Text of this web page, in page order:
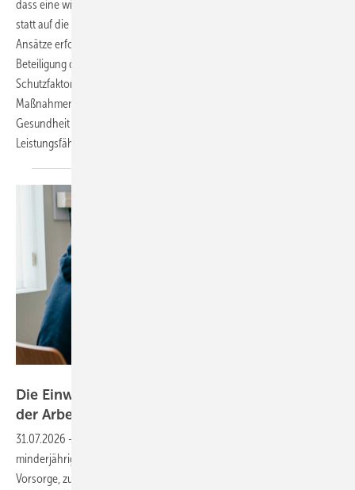
dass eine wirksame Umsetzung den Fokus auf die Arbeitsbedingungen
statt auf die einzelnen Beschäftigten legt und kontextspezifische
Ansätze erfordert. Zu den wesentlichen Erfolgsfaktoren zählen die
Beteiligung der Beschäftigten, das Ausbalancieren von Risiko- und
Schutzfaktoren sowie die Überführung der Ergebnisse in konkrete
Maßnahmen. Eine gut gestaltete Arbeitsweise fördert nicht nur die
Gesundheit der Mitarbeitenden, sondern stärkt auch die
Leistungsfähigkeit und die organisationale
Die Einwilligungsfähigkeit Minder­jähriger in
der Arbeitsmedizin
31.07.2026 -
minderjährige Personen anlässlich der arbeitsmedizinischen
Vorsorge, zum Zwecke der Durchführung von Schutzimpfungen oder